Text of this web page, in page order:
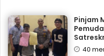
Pinjam
40